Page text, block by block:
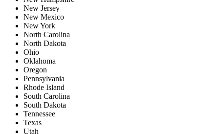
New Jersey
New Mexico
New York
North Carolina
North Dakota
Ohio
Oklahoma
Oregon
Pennsylvania
Rhode Island
South Carolina
South Dakota
Tennessee
Texas
Utah